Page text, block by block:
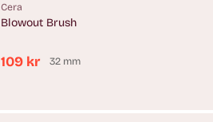
Cera
Blowout Brush
109 kr 32 mm